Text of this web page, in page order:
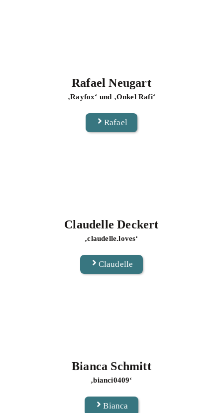
Rafael Neugart
‚Rayfox‘ und ‚Onkel Rafi‘
Rafael
Claudelle Deckert
‚claudelle.loves‘
Claudelle
Bianca Schmitt
‚bianci0409‘
Bianca